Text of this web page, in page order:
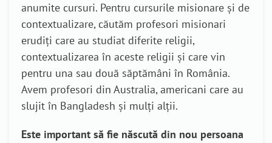
anumite cursuri. Pentru cursurile misionare și de
contextualizare, căutăm profesori misionari
erudiți care au studiat diferite religii,
contextualizarea în aceste religii și care vin
pentru una sau două săptămâni în România.
Avem profesori din Australia, americani care au
slujit în Bangladesh și mulți alții.
Este important să fie născută din nou persoana